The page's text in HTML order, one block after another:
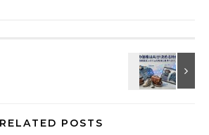
RELATED POSTS